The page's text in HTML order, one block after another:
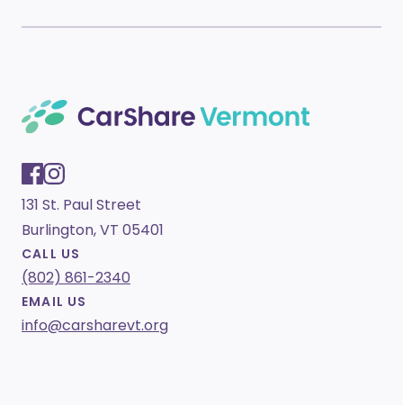
131 St. Paul Street
Burlington, VT 05401
CALL US
(802) 861-2340
EMAIL US
info@carsharevt.org